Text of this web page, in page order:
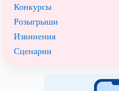
Конкурсы
Розыгрыши
Извинения
Сценарии